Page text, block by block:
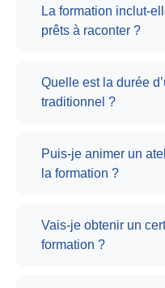
La formation inclut-
prêts à raconter ?
Quelle est la durée
traditionnel ?
Puis-je animer un
la formation ?
Vais-je obtenir un
formation ?